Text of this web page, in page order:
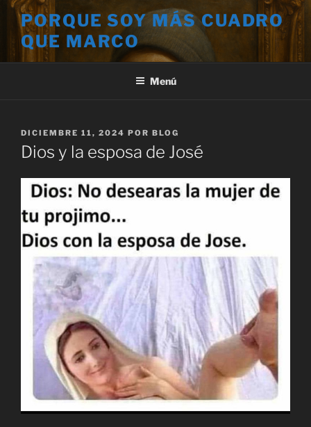
Saltar
contenido
PORQUE SOY MÁS CUADRO
QUE MARCO
Menú
PUBLICADO
EL
DICIEMBRE 11, 2024 POR BLOG
Dios y la esposa de José